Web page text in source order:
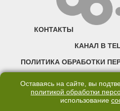
КОНТАКТЫ
КАНАЛ В
ПОЛИТИКА ОБРАБОТКИ
©2007—2025 66.RU. Воспроизведение,
Оставаясь на сайте, вы
политикой обработки
использование